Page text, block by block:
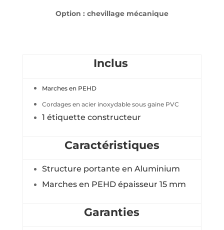
Option : chevillage mécanique
Inclus
Marches en PEHD
Cordages en acier inoxydable sous gaine PVC
1 étiquette constructeur
Caractéristiques
Structure portante en Aluminium
Marches en PEHD épaisseur 15 mm
Garanties